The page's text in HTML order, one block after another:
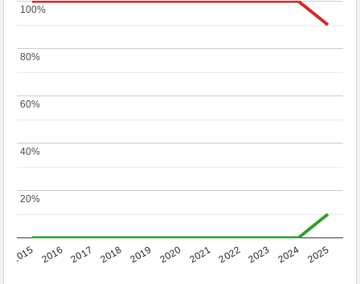
2015 2016 2017 2018 2019 2020 2021 2022 2023 2024 2025
20%
20%
40%
40%
60%
60%
80%
80%
100%
100%